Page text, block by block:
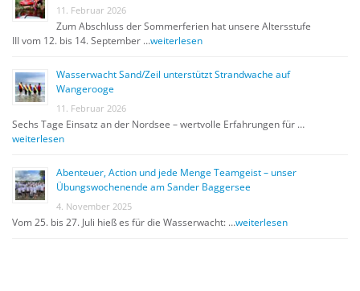
11. Februar 2026
Zum Abschluss der Sommerferien hat unsere Altersstufe
III vom 12. bis 14. September …weiterlesen
Wasserwacht Sand/Zeil unterstützt Strandwache auf
Wangerooge
11. Februar 2026
Sechs Tage Einsatz an der Nordsee – wertvolle Erfahrungen für …
weiterlesen
Abenteuer, Action und jede Menge Teamgeist – unser
Übungswochenende am Sander Baggersee
4. November 2025
Vom 25. bis 27. Juli hieß es für die Wasserwacht: …weiterlesen